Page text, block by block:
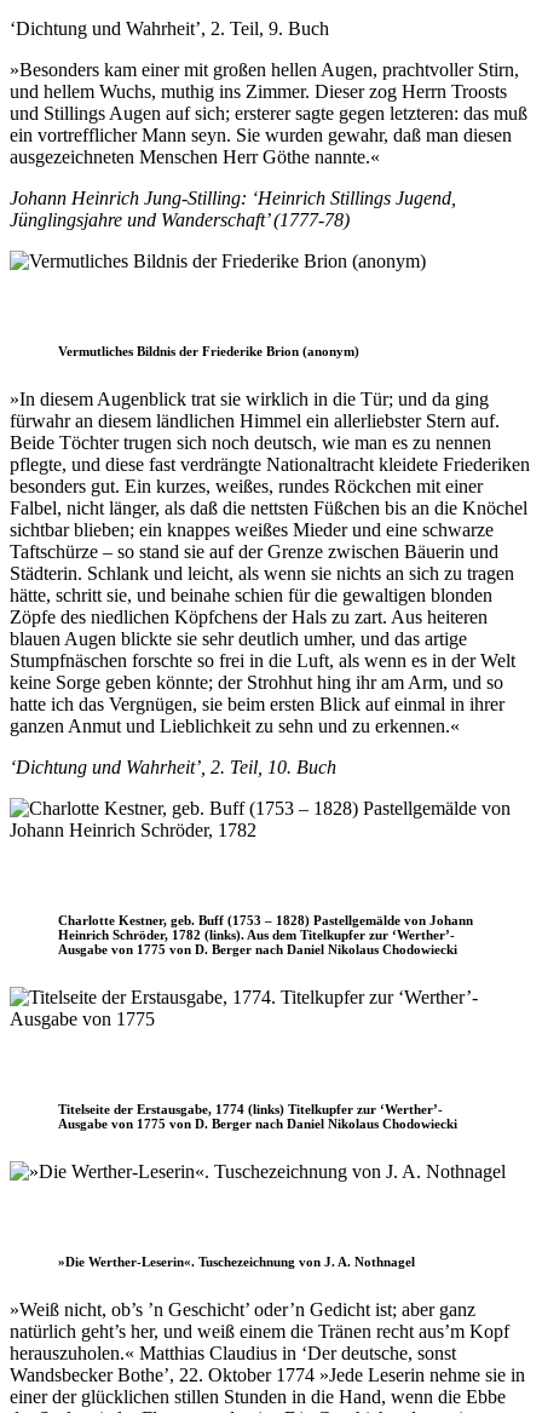
‘Dichtung und Wahrheit’, 2. Teil, 9. Buch
»Besonders kam einer mit großen hellen Augen, prachtvoller Stirn,
und hellem Wuchs, muthig ins Zimmer. Dieser zog Herrn Troosts
und Stillings Augen auf sich; ersterer sagte gegen letzteren: das muß
ein vortrefflicher Mann seyn. Sie wurden gewahr, daß man diesen
ausgezeichneten Menschen Herr Göthe nannte.«
Johann Heinrich Jung-Stilling: ‘Heinrich Stillings Jugend,
Jünglingsjahre und Wanderschaft’ (1777-78)
Vermutliches Bildnis der Friederike Brion (anonym)
»In diesem Augenblick trat sie wirklich in die Tür; und da ging
fürwahr an diesem ländlichen Himmel ein allerliebster Stern auf.
Beide Töchter trugen sich noch deutsch, wie man es zu nennen
pflegte, und diese fast verdrängte Nationaltracht kleidete Friederiken
besonders gut. Ein kurzes, weißes, rundes Röckchen mit einer
Falbel, nicht länger, als daß die nettsten Füßchen bis an die Knöchel
sichtbar blieben; ein knappes weißes Mieder und eine schwarze
Taftschürze – so stand sie auf der Grenze zwischen Bäuerin und
Städterin. Schlank und leicht, als wenn sie nichts an sich zu tragen
hätte, schritt sie, und beinahe schien für die gewaltigen blonden
Zöpfe des niedlichen Köpfchens der Hals zu zart. Aus heiteren
blauen Augen blickte sie sehr deutlich umher, und das artige
Stumpfnäschen forschte so frei in die Luft, als wenn es in der Welt
keine Sorge geben könnte; der Strohhut hing ihr am Arm, und so
hatte ich das Vergnügen, sie beim ersten Blick auf einmal in ihrer
ganzen Anmut und Lieblichkeit zu sehn und zu erkennen.«
‘Dichtung und Wahrheit’, 2. Teil, 10. Buch
Charlotte Kestner, geb. Buff (1753 – 1828) Pastellgemälde von Johann
Heinrich Schröder, 1782 (links). Aus dem Titelkupfer zur ‘Werther’-
Ausgabe von 1775 von D. Berger nach Daniel Nikolaus Chodowiecki
Titelseite der Erstausgabe, 1774 (links) Titelkupfer zur ‘Werther’-
Ausgabe von 1775 von D. Berger nach Daniel Nikolaus Chodowiecki
»Die Werther-Leserin«. Tuschezeichnung von J. A. Nothnagel
»Weiß nicht, ob’s ’n Geschicht’ oder’n Gedicht ist; aber ganz
natürlich geht’s her, und weiß einem die Tränen recht aus’m Kopf
herauszuholen.« Matthias Claudius in ‘Der deutsche, sonst
Wandsbecker Bothe’, 22. Oktober 1774 »Jede Leserin nehme sie in
einer der glücklichen stillen Stunden in die Hand, wenn die Ebbe